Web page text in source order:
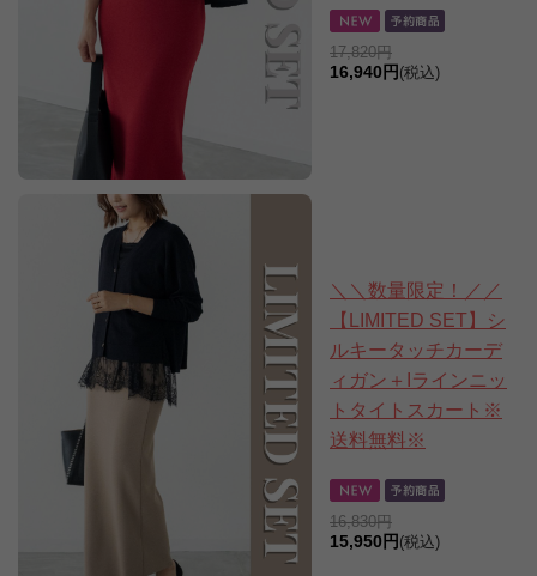
17,820円
16,940円 (税込)
＼＼数量限定！／／
【LIMITED SET】シ
ルキータッチカーデ
ィガン＋Iラインニッ
トタイトスカート※
送料無料※
16,830円
15,950円 (税込)